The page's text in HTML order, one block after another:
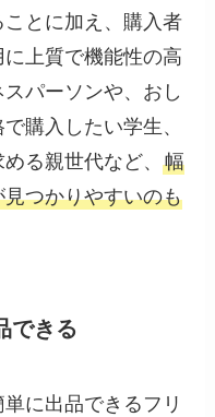
とに加え、購入者
上質で機能性の高
パーソンや、おし
購入したい学生、
る親世代など、幅
つかりやすいのも
できる
に出品できるフリ